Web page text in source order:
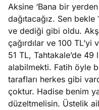
Aksine ‘Bana bir
dağıtacağız. Sen bekle
ve dediği gibi oldu.
çağırdılar ve 100
51 TL, Tahtakale’de
alabilmekti. Fatih öyle
tarafları herkes gibi
çoktur. Hadise benim
düzeltmelisin. Üstelik